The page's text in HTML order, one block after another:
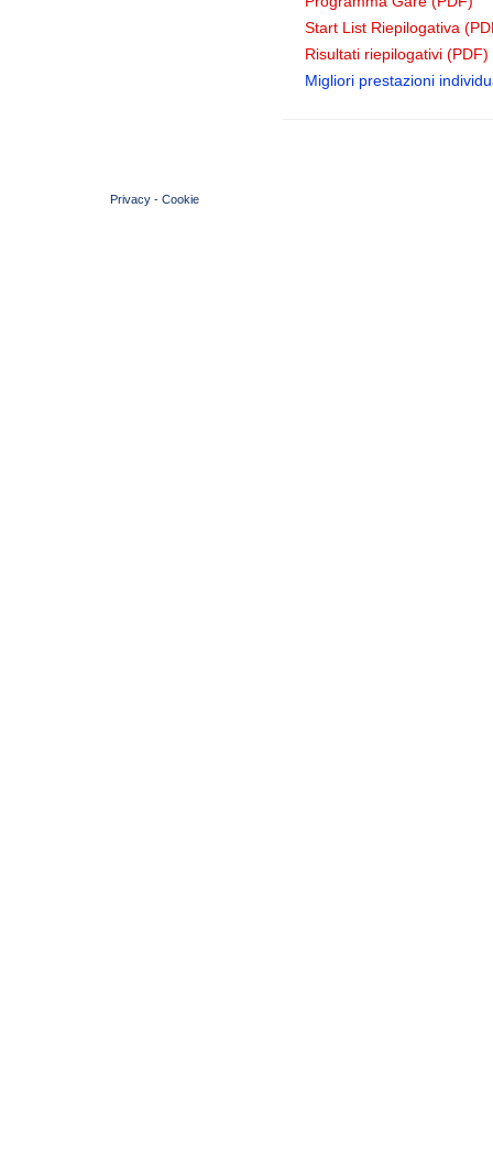
Start List Riepilogativa
Risultati riepilogativi (PDF)
Migliori prestazioni
Privacy - Cookie